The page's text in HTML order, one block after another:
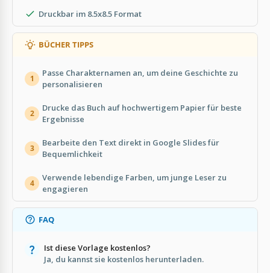
Druckbar im 8.5x8.5 Format
BÜCHER TIPPS
1
Passe Charakternamen an, um deine Geschichte zu
personalisieren
2
Drucke das Buch auf hochwertigem Papier für beste
Ergebnisse
3
Bearbeite den Text direkt in Google Slides für
Bequemlichkeit
4
Verwende lebendige Farben, um junge Leser zu
engagieren
FAQ
Ist diese Vorlage kostenlos?
Ja, du kannst sie kostenlos herunterladen.